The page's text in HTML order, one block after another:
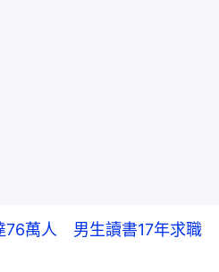
76萬人 男生讀書17年求職